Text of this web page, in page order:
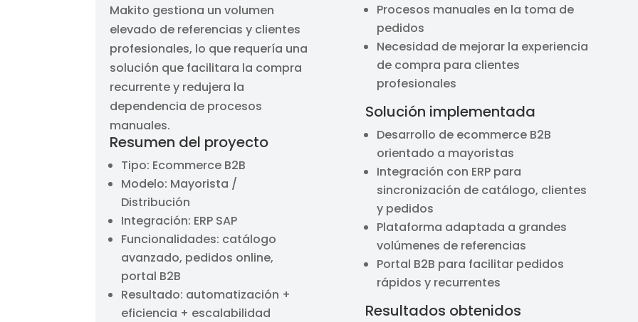
Makito gestiona un volumen
elevado de referencias y clientes
profesionales, lo que requería una
solución que facilitara la compra
recurrente y redujera la
dependencia de procesos
manuales.
Resumen del proyecto
Tipo: Ecommerce B2B
Modelo: Mayorista /
Distribución
Integración: ERP SAP
Funcionalidades: catálogo
avanzado, pedidos online,
portal B2B
Resultado: automatización +
eficiencia + escalabilidad
Procesos manuales en la toma de
pedidos
Necesidad de mejorar la experiencia
de compra para clientes
profesionales
Solución implementada
Desarrollo de ecommerce B2B
orientado a mayoristas
Integración con ERP para
sincronización de catálogo, clientes
y pedidos
Plataforma adaptada a grandes
volúmenes de referencias
Portal B2B para facilitar pedidos
rápidos y recurrentes
Resultados obtenidos